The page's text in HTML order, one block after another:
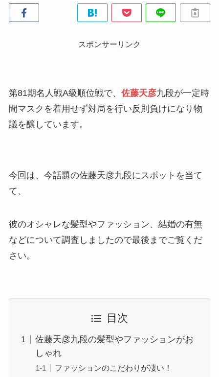
スポンサーリンク
第81期名人戦A級順位戦で、 佐藤天彦九段が一定時
間マスクを着用せず対局を行い反則負けになり物
議を醸しています。
今回は、今話題の佐藤天彦九段にスポットを当て
て、
彼のオシャレな髪型やファッション、結婚の有無
などについて調査しましたので最後までご覧くだ
さい。
目次
佐藤天彦九段の髪型やファッションがお
しゃれ
ファッションのこだわりが凄い！